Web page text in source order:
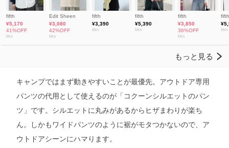
キャンプではまず動きやすいことが最優先。アウトドア専用
パンツの代用として使えるのが「コクーンシルエットのパン
ツ」です。シルエットに丸みがあるからヒザまわりが楽ち
ん。しかもワイドパンツのように裾がモタつかないので、ア
ウトドアシーンにハマります。